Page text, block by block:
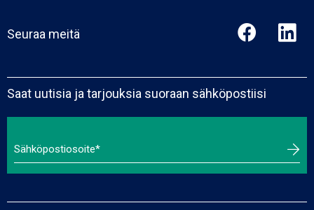
Seuraa meitä
Saat uutisia ja tarjouksia suoraan sähköpostiisi